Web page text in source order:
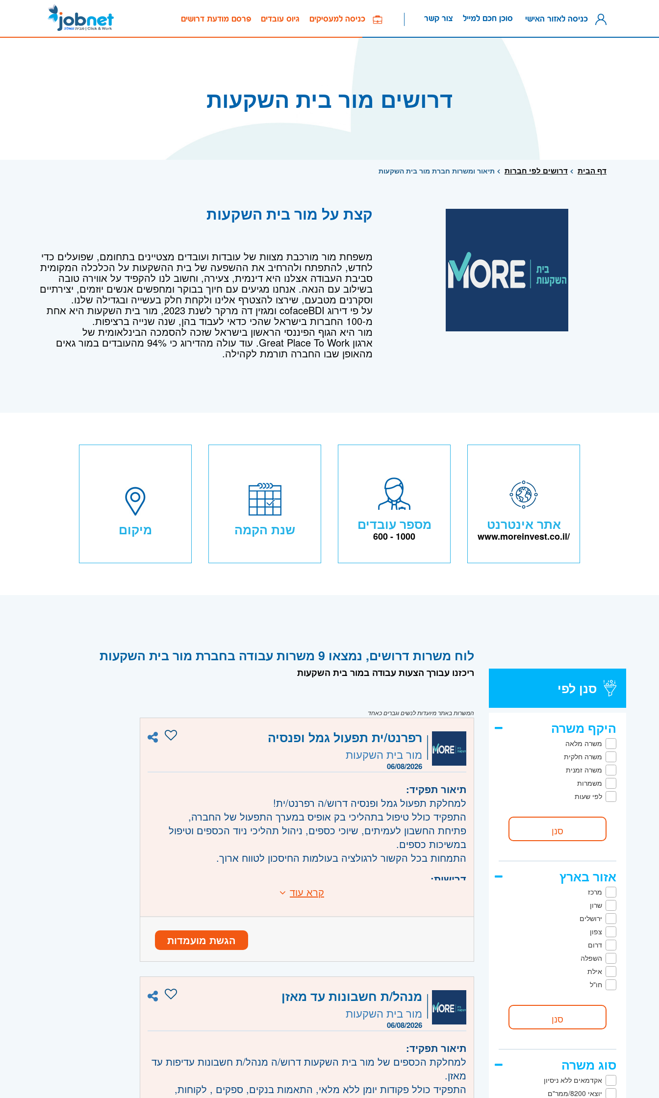
פרסם מודעת דרושים גיוס עובדים כניסה למעסיקים צור קשר סוכן חכם למייל כניסה לאזור האישי
דרושים מור בית השקעות
דף הבית דרושים לפי חברות תיאור ומשרות חברת מור בית השקעות
קצת על מור בית השקעות
משפחת מור מורכבת מצוות של עובדות ועובדים מצטיינים בתחומם, שפועלים כדי
לחדש, להתפתח ולהרחיב את ההשפעה של בית ההשקעות על הכלכלה המקומית
סביבת העבודה אצלנו היא דינמית, צעירה, וחשוב לנו להקפיד על אווירה טובה
בשילוב עם הנאה. אנחנו מגיעים עם חיוך בבוקר ומחפשים אנשים יוזמים, יצירתיים
וסקרנים מטבעם, שירצו להצטרף אלינו ולקחת חלק בעשייה ובגדילה שלנו.
על פי דירוג cofaceBDI ומגזין דה מרקר לשנת 2023, מור בית השקעות היא אחת
מ-100 החברות בישראל שהכי כדאי לעבוד בהן, שנה שנייה ברציפות.
מור היא הגוף הפיננסי הראשון בישראל שזכה להסמכה הבינלאומית של
ארגון Great Place To Work. עוד עולה מהדירוג כי 94% מהעובדים במור גאים
מהאופן שבו החברה תורמת לקהילה.
אתר אינטרנט
www.moreinvest.co.il/
מספר עובדים
600 - 1000 שנת הקמה מיקום
סנן לפי
היקף משרה
משרה מלאה
משרה חלקית
משרה זמנית
משמרות
לפי שעות
אזור בארץ
מרכז
שרון
ירושלים
צפון
דרום
השפלה
אילת
חו"ל
סוג משרה
אקדמאים ללא ניסיון
יוצאי 8200/ממר"ם
לוח משרות דרושים, נמצאו 9 משרות עבודה בחברת מור בית השקעות
ריכזנו עבורך הצעות עבודה במור בית השקעות
המשרות באתר מיועדות לנשים וגברים כאחד
רפרנט/ית תפעול גמל ופנסיה
מור בית השקעות
06/08/2026
תיאור תפקיד:
למחלקת תפעול גמל ופנסיה דרוש/ה רפרנט/ית!
התפקיד כולל טיפול בתהליכי בק אופיס במערך התפעול של החברה,
פתיחת החשבון לעמיתים, שיוכי כספים, ניהול תהליכי ניוד הכספים וטיפול
במשיכות כספים.
התמחות בכל הקשור לרגולציה בעולמות החיסכון לטווח ארוך.
דרישות:
ניסיון קודם מבית השקעות / חברת ביטוח - חובה
היכרות טובה עם EXCEL
קוד משרה:
אזור: מרכז
- תל אביב, פתח תקווה, רמת גן וגבעתיים, בקעת אונו וגבעת
שמואל, חולון ובת-ים, מודיעין, שוהם
קרא עוד
הגשת מועמדות
מנהל/ת חשבונות עד מאזן
מור בית השקעות
06/08/2026
תיאור תפקיד:
למחלקת הכספים של מור בית השקעות דרוש/ה מנהל/ת חשבונות עדיפות עד
מאזן.
התפקיד כולל פקודות יומן ללא מלאי, התאמות בנקים, ספקים , לקוחות,